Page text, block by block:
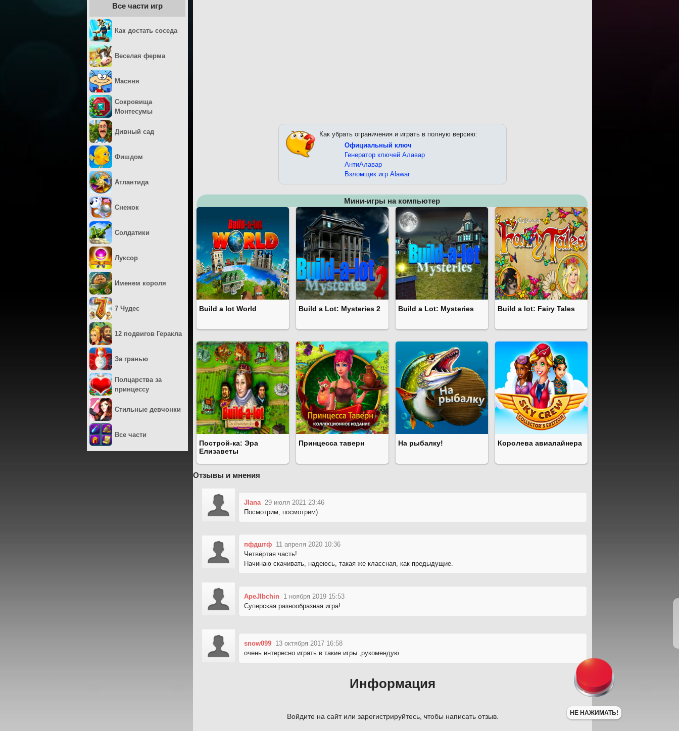
Как убрать ограничения и играть в полную версию:
Официальный ключ
Генератор ключей Алавар
АнтиАлавар
Взломщик игр Alawar
Мини-игры на компьютер
Build a lot World Build a Lot: Mysteries 2 Build a Lot: Mysteries Build a lot: Fairy Tales
Построй-ка: Эра
Елизаветы
Принцесса таверн На рыбалку! Королева авиалайнера
Отзывы и мнения
Jlana 29 июля 2021 23:46
Посмотрим, посмотрим)
пфдштф 11 апреля 2020 10:36
Четвёртая часть!
Начинаю скачивать, надеюсь, такая же классная, как предыдущие.
ApeJlbchin 1 ноября 2019 15:53
Суперская разнообразная игра!
snow099 13 октября 2017 16:58
очень интересно играть в такие игры ,рукомендую
Информация
Войдите на сайт или зарегистрируйтесь, чтобы написать отзыв.
Все части игр
Как достать соседа
Веселая ферма
Масяня
Сокровища
Монтесумы
Дивный сад
Фишдом
Атлантида
Снежок
Солдатики
Луксор
Именем короля
7 Чудес
12 подвигов Геракла
За гранью
Полцарства за
принцессу
Стильные девчонки
Все части
НЕ НАЖИМАТЬ!